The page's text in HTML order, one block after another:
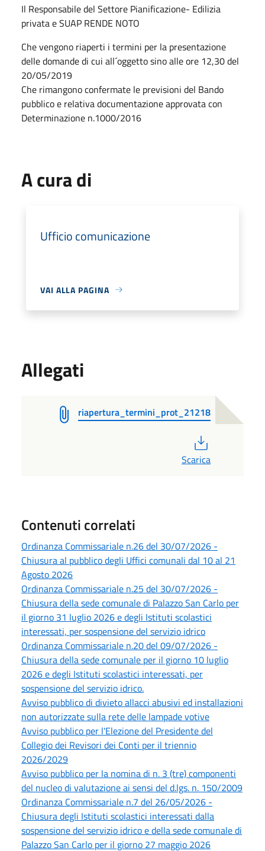
Il Responsabile del Settore Pianificazione- Edilizia
privata e SUAP RENDE NOTO
Che vengono riaperti i termini per la presentazione
delle domande di cui all´oggetto sino alle ore 12,30 del
20/05/2019
Che rimangono confermate le previsioni del Bando
pubblico e relativa documentazione approvata con
Determinazione n.1000/2016
A cura di
Ufficio comunicazione
VAI ALLA PAGINA
Allegati
riapertura_termini_prot_21218
Scarica
Contenuti correlati
Ordinanza Commissariale n.26 del 30/07/2026 -
Chiusura al pubblico degli Uffici comunali dal 10 al 21
Agosto 2026
Ordinanza Commissariale n.25 del 30/07/2026 -
Chiusura della sede comunale di Palazzo San Carlo per
il giorno 31 luglio 2026 e degli Istituti scolastici
interessati, per sospensione del servizio idrico
Ordinanza Commissariale n.20 del 09/07/2026 -
Chiusura della sede comunale per il giorno 10 luglio
2026 e degli Istituti scolastici interessati, per
sospensione del servizio idrico.
Avviso pubblico di divieto allacci abusivi ed installazioni
non autorizzate sulla rete delle lampade votive
Avviso pubblico per l'Elezione del Presidente del
Collegio dei Revisori dei Conti per il triennio
2026/2029
Avviso pubblico per la nomina di n. 3 (tre) componenti
del nucleo di valutazione ai sensi del d.lgs. n. 150/2009
Ordinanza Commissariale n.7 del 26/05/2026 -
Chiusura degli Istituti scolastici interessati dalla
sospensione del servizio idrico e della sede comunale di
Palazzo San Carlo per il giorno 27 maggio 2026